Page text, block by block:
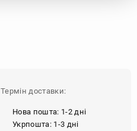
Термін доставки:
Нова пошта: 1-2 дні
Укрпошта: 1-3 дні